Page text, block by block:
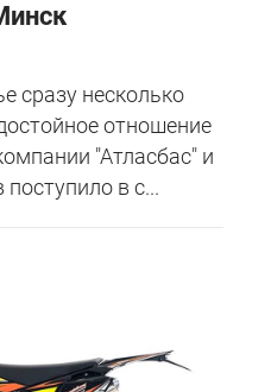
сразу несколько
отношение
"Атласбас" и
поступило в с...